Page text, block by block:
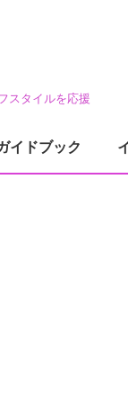
スタイルを応援
イドブック